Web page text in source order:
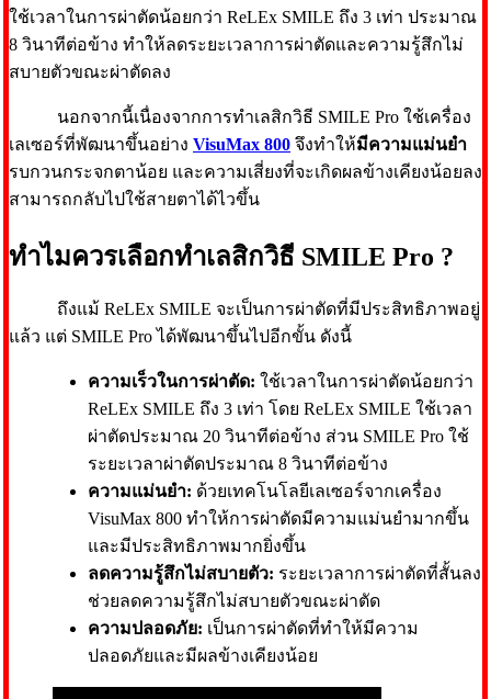
ใช้เวลาในการผ่าตัดน้อยกว่า ReLEx SMILE ถึง 3 เท่า ประมาณ
8 วินาทีต่อข้าง ทำให้ลดระยะเวลาการผ่าตัดและความรู้สึกไม่
สบายตัวขณะผ่าตัดลง
นอกจากนี้เนื่องจากการทำเลสิกวิธี SMILE Pro ใช้เครื่อง
เลเซอร์ที่พัฒนาขึ้นอย่าง VisuMax 800 จึงทำให้มีความแม่นยำ
รบกวนกระจกตาน้อย และความเสี่ยงที่จะเกิดผลข้างเคียงน้อยลง
สามารถกลับไปใช้สายตาได้ไวขึ้น
ทำไมควรเลือกทำเลสิกวิธี SMILE Pro ?
ถึงแม้ ReLEx SMILE จะเป็นการผ่าตัดที่มีประสิทธิภาพอยู่
แล้ว แต่ SMILE Pro ได้พัฒนาขึ้นไปอีกขั้น ดังนี้
ความเร็วในการผ่าตัด: ใช้เวลาในการผ่าตัดน้อยกว่า
ReLEx SMILE ถึง 3 เท่า โดย ReLEx SMILE ใช้เวลา
ผ่าตัดประมาณ 20 วินาทีต่อข้าง ส่วน SMILE Pro ใช้
ระยะเวลาผ่าตัดประมาณ 8 วินาทีต่อข้าง
ความแม่นยำ: ด้วยเทคโนโลยีเลเซอร์จากเครื่อง
VisuMax 800 ทำให้การผ่าตัดมีความแม่นยำมากขึ้น
และมีประสิทธิภาพมากยิ่งขึ้น
ลดความรู้สึกไม่สบายตัว: ระยะเวลาการผ่าตัดที่สั้นลง
ช่วยลดความรู้สึกไม่สบายตัวขณะผ่าตัด
ความปลอดภัย: เป็นการผ่าตัดที่ทำให้มีความ
ปลอดภัยและมีผลข้างเคียงน้อย